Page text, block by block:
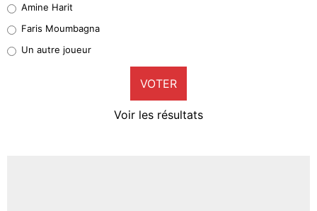
1%
9%
Amine Harit
Faris Moumbagna
Un autre joueur
VOTER
Voir les résultats